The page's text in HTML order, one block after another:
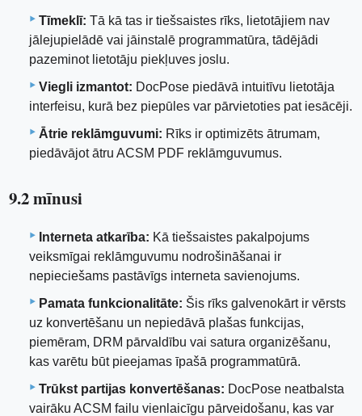
Tīmeklī: Tā kā tas ir tiešsaistes rīks, lietotājiem nav
jālejupielādē vai jāinstalē programmatūra, tādējādi
pazeminot lietotāju piekļuves joslu.
Viegli izmantot: DocPose piedāvā intuitīvu lietotāja
interfeisu, kurā bez piepūles var pārvietoties pat iesācēji.
Ātrie reklāmguvumi: Rīks ir optimizēts ātrumam,
piedāvājot ātru ACSM PDF reklāmguvumus.
9.2 mīnusi
Interneta atkarība: Kā tiešsaistes pakalpojums
veiksmīgai reklāmguvumu nodrošināšanai ir
nepieciešams pastāvīgs interneta savienojums.
Pamata funkcionalitāte: Šis rīks galvenokārt ir vērsts
uz konvertēšanu un nepiedāvā plašas funkcijas,
piemēram, DRM pārvaldību vai satura organizēšanu,
kas varētu būt pieejamas īpašā programmatūrā.
Trūkst partijas konvertēšanas: DocPose neatbalsta
vairāku ACSM failu vienlaicīgu pārveidošanu, kas var